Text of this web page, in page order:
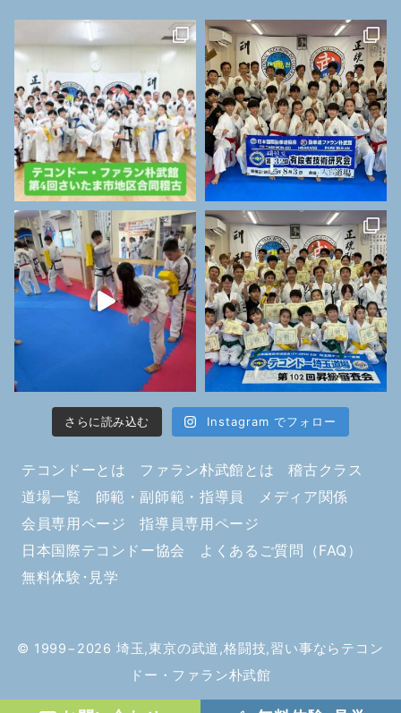
さらに読み込む Instagram でフォロー
テコンドーとは ファラン朴武館とは
稽古クラス
道場一覧
師範・副師範・指導員
メディア関係
会員専用ページ
指導員専用ページ
日本国際テコンドー協会
よくあるご質問（FAQ）
無料体験･見学
© 1999−2026 埼玉,東京の武道,格闘技,習い事ならテコン
ドー・ファラン朴武館